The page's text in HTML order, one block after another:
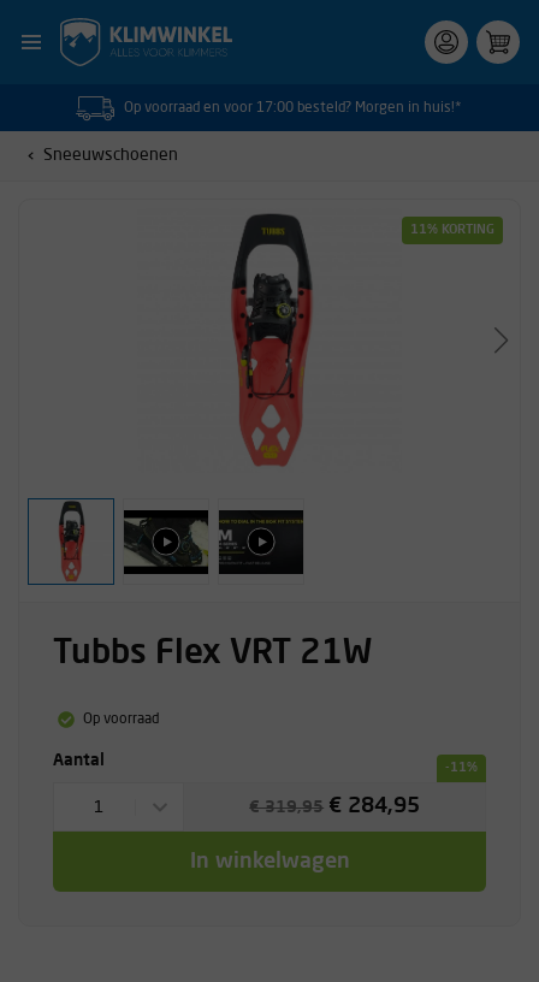
Op voorraad en voor 17:00 besteld? Morgen in huis!*
Sneeuwschoenen
11% KORTING
Tubbs Flex VRT 21W
Op voorraad
Aantal -11%
1 € 319,95 € 284,95
In winkelwagen